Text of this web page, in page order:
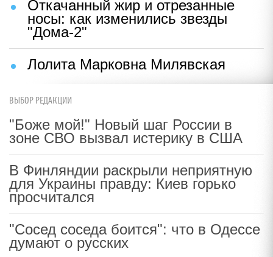
Откачанный жир и отрезанные
носы: как изменились звезды
"Дома-2"
Лолита Марковна Милявская
ВЫБОР РЕДАКЦИИ
"Боже мой!" Новый шаг России в
зоне СВО вызвал истерику в США
В Финляндии раскрыли неприятную
для Украины правду: Киев горько
просчитался
"Сосед соседа боится": что в Одессе
думают о русских